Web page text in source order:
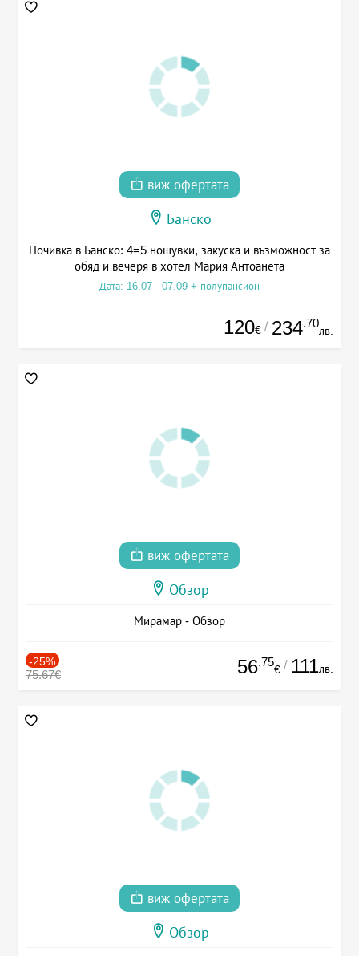
виж офертата
Банско
Почивка в Банско: 4=5 нощувки, закуска и възможност за
обяд и вечеря в хотел Мария Антоанета
Дата: 16.07 - 07.09 + полупансион
120€ / 234.70
лв.
виж офертата
Обзор
Мирамар - Обзор
-25%
75.67€ 56.75
€ / 111лв.
виж офертата
Обзор